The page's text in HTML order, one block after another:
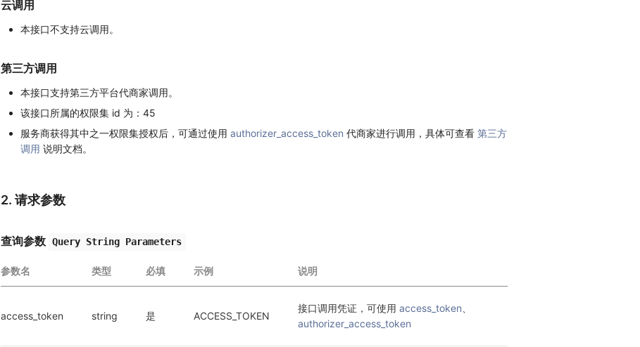
云调用
本接口不支持云调用。
第三方调用
本接口支持第三方平台代商家调用。
该接口所属的权限集 id 为：45
服务商获得其中之一权限集授权后，可通过使用 authorizer_access_token 代商家进行调用，具体可查看 第三方
调用 说明文档。
2. 请求参数
查询参数 Query String Parameters
参数名 类型 必填 示例 说明
access_token string 是 ACCESS_TOKEN
接口调用凭证，可使用 access_token
authorizer_access_token